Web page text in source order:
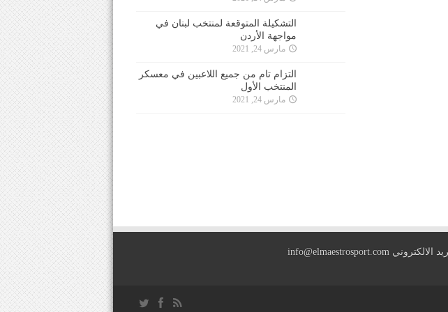
التشكيلة المتوقعة لمنتخب لبنان في
مواجهة الأردن
مارس 24, 2021
التزام تام من جميع اللاعبين في معسكر
المنتخب الأول
مارس 24, 2021
info@elmaestrosport.com